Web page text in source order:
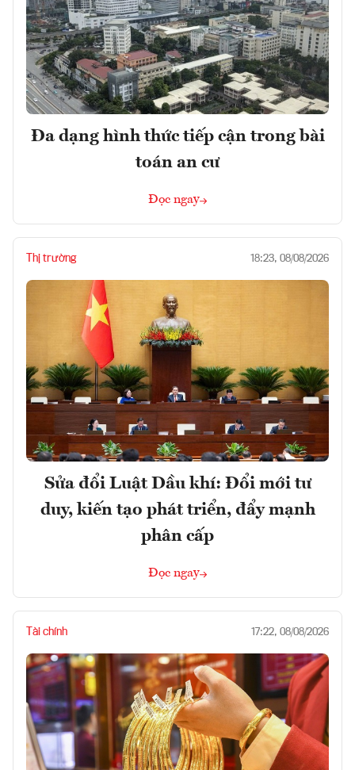
Đa dạng hình thức tiếp cận trong bài
toán an cư
Đọc ngay
Thị trường 18:23, 08/08/2026
Sửa đổi Luật Dầu khí: Đổi mới tư
duy, kiến tạo phát triển, đẩy mạnh
phân cấp
Đọc ngay
Tài chính 17:22, 08/08/2026